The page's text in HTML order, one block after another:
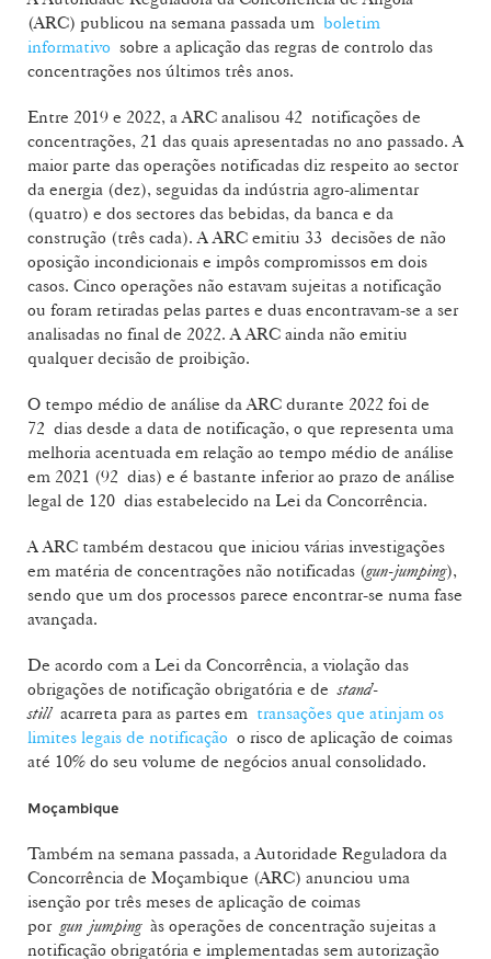
(ARC) publicou na semana passada um boletim
informativo sobre a aplicação das regras de controlo das
concentrações nos últimos três anos.
Entre 2019 e 2022, a ARC analisou 42 notificações de
concentrações, 21 das quais apresentadas no ano passado. A
maior parte das operações notificadas diz respeito ao sector
da energia (dez), seguidas da indústria agro-alimentar
(quatro) e dos sectores das bebidas, da banca e da
construção (três cada). A ARC emitiu 33 decisões de não
oposição incondicionais e impôs compromissos em dois
casos. Cinco operações não estavam sujeitas a notificação
ou foram retiradas pelas partes e duas encontravam-se a ser
analisadas no final de 2022. A ARC ainda não emitiu
qualquer decisão de proibição.
O tempo médio de análise da ARC durante 2022 foi de
72 dias desde a data de notificação, o que representa uma
melhoria acentuada em relação ao tempo médio de análise
em 2021 (92 dias) e é bastante inferior ao prazo de análise
legal de 120 dias estabelecido na Lei da Concorrência.
A ARC também destacou que iniciou várias investigações
em matéria de concentrações não notificadas (gun-jumping),
sendo que um dos processos parece encontrar-se numa fase
avançada.
De acordo com a Lei da Concorrência, a violação das
obrigações de notificação obrigatória e destand-
stillacarreta para as partes em transações que atinjam os
limites legais de notificação o risco de aplicação de coimas
até 10% do seu volume de negócios anual consolidado.
Moçambique
Também na semana passada, a Autoridade Reguladora da
Concorrência de Moçambique (ARC) anunciou uma
isenção por três meses de aplicação de coimas
por gun jumpingàs operações de concentração sujeitas a
notificação obrigatória e implementadas sem autorização